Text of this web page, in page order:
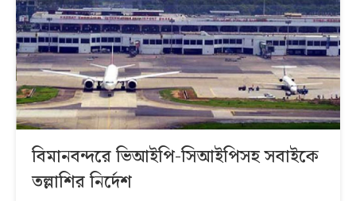
বিমানবন্দরে ভিআইপি-সিআইপিসহ সবাইকে
তল্লাশির নির্দেশ